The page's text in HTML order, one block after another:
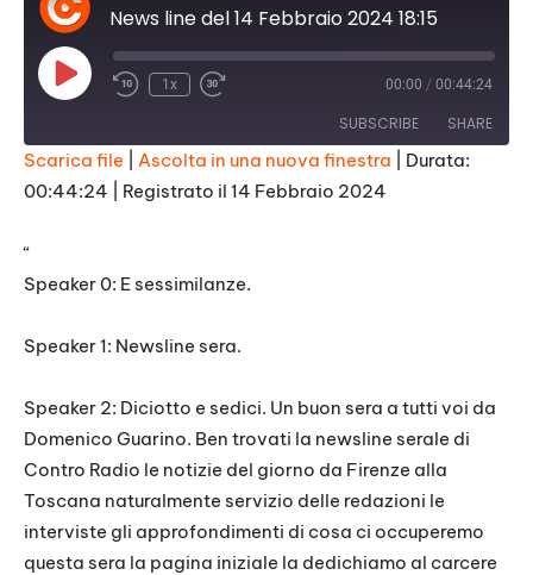
News line del 14 Febbraio 2024 18:15
Play
Episode
1x 00:00 / 00:44:24
SUBSCRIBE SHARE
SHARE
EMBED
Scarica file Ascolta in una nuova finestra
Durata:
00:44:24
Registrato il 14 Febbraio 2024
“
Speaker 0: E sessimilanze.
Speaker 1: Newsline sera.
Speaker 2: Diciotto e sedici. Un buon sera a tutti voi da
Domenico Guarino. Ben trovati la newsline serale di
Contro Radio le notizie del giorno da Firenze alla
Toscana naturalmente servizio delle redazioni le
interviste gli approfondimenti di cosa ci occuperemo
questa sera la pagina iniziale la dedichiamo al carcere